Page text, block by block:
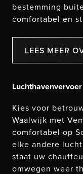
bestemming
comfortabel en
LEES MEER
Luchthavenvervoer
Kies voor
Waalwijk met
comfortabel op
elke andere
staat uw
omwegen weer